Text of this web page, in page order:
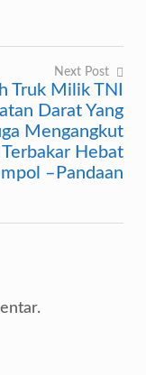
Next Post
Truk Milik TNI
Darat Yang
Mengangkut
Hebat
–Pandaan